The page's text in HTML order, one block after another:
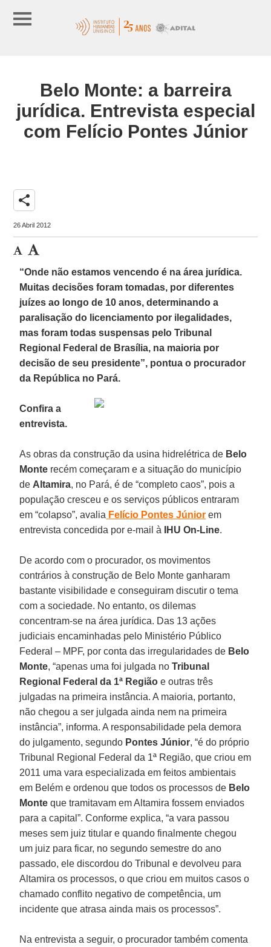
Belo Monte: a barreira
jurídica. Entrevista especial
com Felício Pontes Júnior
share
26 Abril 2012
“Onde não estamos vencendo é na área jurídica.
Muitas decisões foram tomadas, por diferentes
juízes ao longo de 10 anos, determinando a
paralisação do licenciamento por ilegalidades,
mas foram todas suspensas pelo Tribunal
Regional Federal de Brasília, na maioria por
decisão de seu presidente”, pontua o procurador
da República no Pará.
Confira a
entrevista.
As obras da construção da usina hidrelétrica de Belo
Monte recém começaram e a situação do município
de Altamira, no Pará, é de “completo caos”, pois a
população cresceu e os serviços públicos entraram
em “colapso”, avalia Felício Pontes Júnior em
entrevista concedida por e-mail à IHU On-Line.
De acordo com o procurador, os movimentos
contrários à construção de Belo Monte ganharam
bastante visibilidade e conseguiram discutir o tema
com a sociedade. No entanto, os dilemas
concentram-se na área jurídica. Das 13 ações
judiciais encaminhadas pelo Ministério Público
Federal – MPF, por conta das irregularidades de Belo
Monte, “apenas uma foi julgada noTribunal
Regional Federal da 1ª Região e outras três
julgadas na primeira instância. A maioria, portanto,
não chegou a ser julgada ainda nem na primeira
instância”, informa. A responsabilidade pela demora
do julgamento, segundo Pontes Júnior, “é do próprio
Tribunal Regional Federal da 1ª Região, que criou em
2011 uma vara especializada em feitos ambientais
em Belém e ordenou que todos os processos de Belo
Monte que tramitavam em Altamira fossem enviados
para a capital”. Conforme explica, “a vara passou
meses sem juiz titular e quando finalmente chegou
um juiz para ficar, no segundo semestre do ano
passado, ele discordou do Tribunal e devolveu para
Altamira os processos, o que criou em muitos casos o
chamado conflito negativo de competência, um
incidente que atrasa ainda mais os processos”.
Na entrevista a seguir, o procurador também comenta